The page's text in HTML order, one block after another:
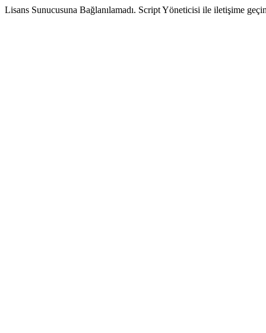
Lisans Sunucusuna Bağlanılamadı. Script Yöneticisi ile iletişime